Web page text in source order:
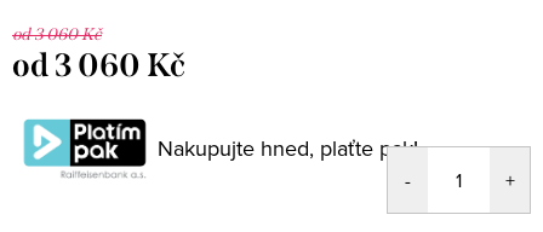
od 3 060 Kč
od3 060 Kč
cena:
Nakupujte hned, plaťte pak!